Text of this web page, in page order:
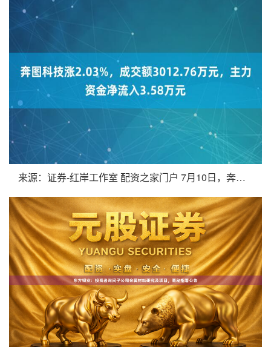
来源：证券-红岸工作室 配资之家门户 7月10日，奔图科技盘